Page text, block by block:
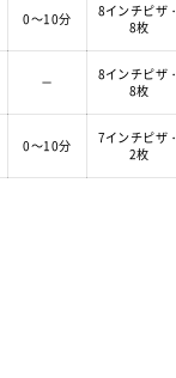
0～10分
8インチピザ・
8枚
－
8インチピザ・
8枚
0～10分
7インチピザ・
2枚